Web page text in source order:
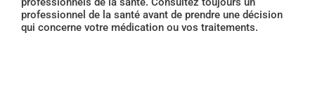
professionnel de la santé avant de prendre une décision
qui concerne votre médication ou vos traitements.